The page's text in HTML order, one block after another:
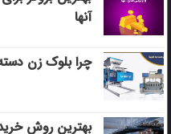
آنها
چرا بلوک زن
بهترین روش خرید